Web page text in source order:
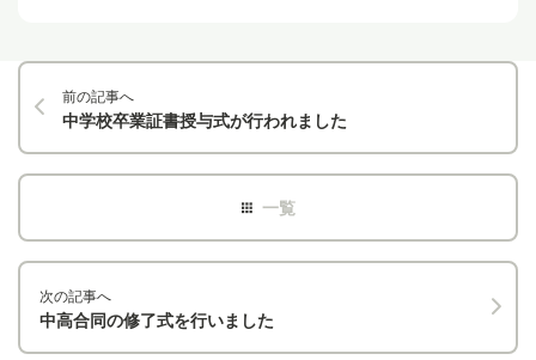
前の記事へ
中学校卒業証書授与式が行われました
次の記事へ
中高合同の修了式を行いました